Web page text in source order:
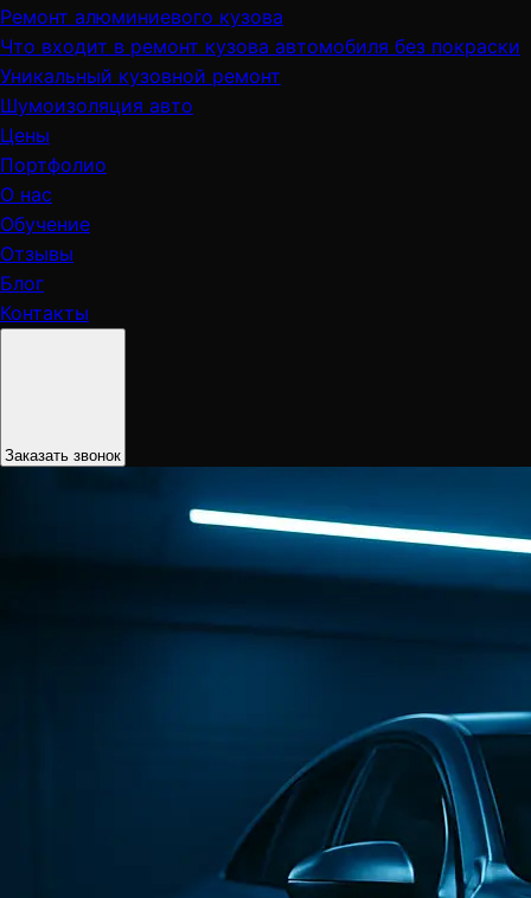
Ремонт алюминиевого кузова
Что входит в ремонт кузова автомобиля без покраски
Уникальный кузовной ремонт
Шумоизоляция авто
Цены
Портфолио
О нас
Обучение
Отзывы
Блог
Контакты
Заказать звонок